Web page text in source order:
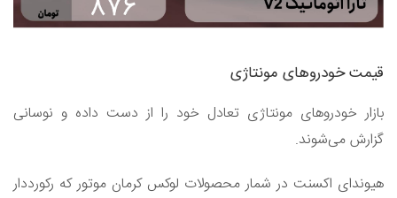
قیمت خودرو‌های مونتاژی
بازار خودرو‌های مونتاژی تعادل خود را از دست داده و نوسانی
گزارش می‌شوند.
هیوندای اکسنت در شمار محصولات لوکس کرمان موتور که رکورددار